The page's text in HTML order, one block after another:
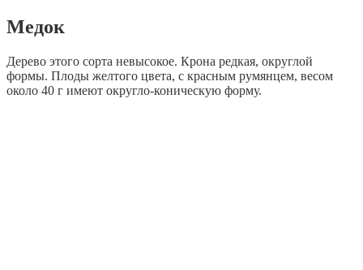
Медок
Дерево этого сорта невысокое. Крона редкая, округлой
формы. Плоды желтого цвета, с красным румянцем, весом
около 40 г имеют округло-коническую форму.